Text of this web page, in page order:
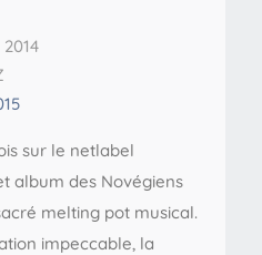
2014
sur le netlabel
album des Novégiens
melting pot musical.
impeccable, la